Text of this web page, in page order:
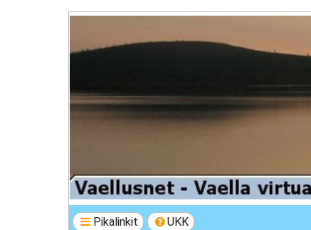
VAELLUSNET - Vaellusturinat II
Keskustelua vaeltamisesta ja Lapista
Pikalinkit UKK